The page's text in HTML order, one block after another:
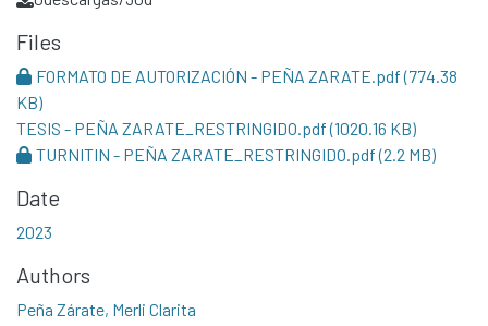
Files
FORMATO DE AUTORIZACIÓN - PEÑA ZARATE.pdf(774.38
KB)
TESIS - PEÑA ZARATE_RESTRINGIDO.pdf(1020.16 KB)
TURNITIN - PEÑA ZARATE_RESTRINGIDO.pdf(2.2 MB)
Date
2023
Authors
Peña Zárate, Merli Clarita